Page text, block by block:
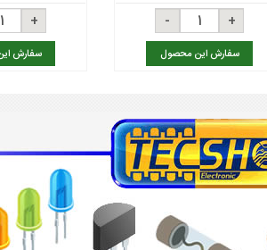
سفارش سفارش این محصول